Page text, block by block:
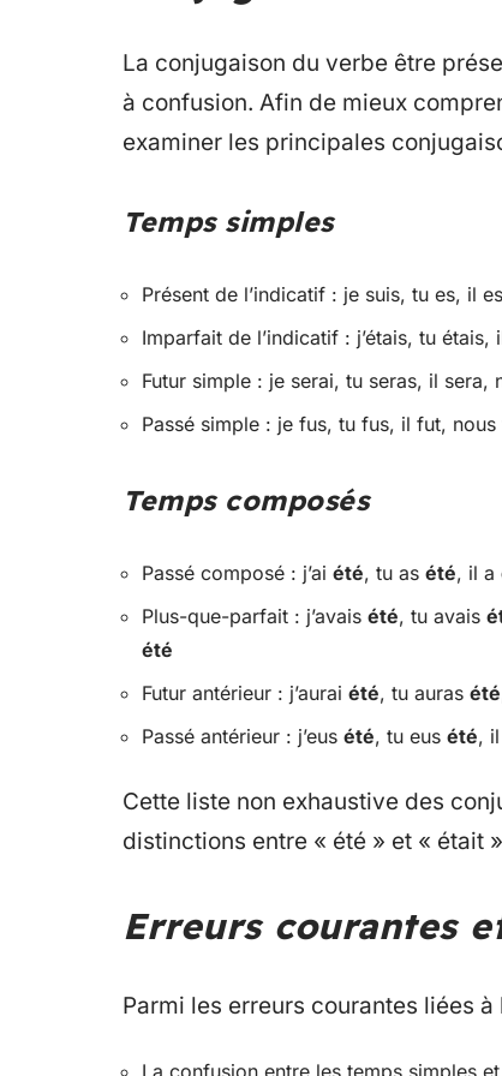
La conjugaison du verbe être
à confusion. Afin de mieux
examiner les principales
Temps simples
Présent de l’indicatif : je suis, tu es, il
Imparfait de l’indicatif : j’étais, tu étais,
Futur simple : je serai, tu seras, il
Passé simple : je fus, tu fus, il fut,
Temps composés
Passé composé : j’ai été, tu as été, il a
Plus-que-parfait : j’avais été, tu avais
été
Futur antérieur : j’aurai été, tu auras été
Passé antérieur : j’eus été, tu eus été,
Cette liste non exhaustive des
distinctions entre « été » et « était
Erreurs courantes
Parmi les erreurs courantes liées à
La confusion entre les temps simples